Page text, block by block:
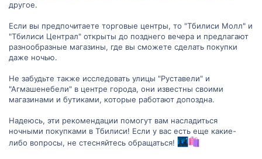
другое.
Если вы предпочитаете торговые центры, то "Тбилиси Молл" и
"Тбилиси Централ" открыты до позднего вечера и предлагают
разнообразные магазины, где вы сможете сделать покупки
даже ночью.
Не забудьте также исследовать улицы "Руставели" и
"Агмашенебели" в центре города, они известны своими
магазинами и бутиками, которые работают допоздна.
Надеюсь, эти рекомендации помогут вам насладиться
ночными покупками в Тбилиси! Если у вас есть еще какие-
либо вопросы, не стесняйтесь обращаться!